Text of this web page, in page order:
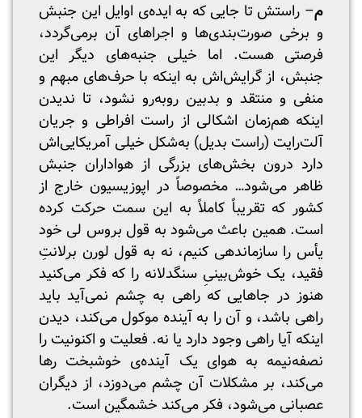
م– راستش تا جایی که به ایده‌ی اوایل این جنبش
و برخی صورت‌بندی‌ها و اجراهای آن برمی‌گردد،
فرصتی هست. اما خیلی جنبه‌های دیگر این
جنبش، از گرایش‌اش به اینکه با حرف‌های مبهم و
منفی و منتقد و بدبین روبه‌رو نشود، تا ندیدن
اینکه هم‌زمان اشکالی از راست افراطی و جریان
آلت‌رایت (راست بدیل) به‌شکل خیلی آمریکایی‌اش
دارد درون بخش‌های بزرگی از هواداران جنبش
ظاهر می‌شود… مخصوصاً در اپوزیسیون خارج از
کشور که تقریباً کاملاً به‌ این سمت حرکت کرده
است. همین باعث می‌شود به‌ قول بروس لی خود
یأس را سازماندهی کنیم، نه به قول لورن برلانتِ
فقید، یک خوش‌بینیِ سنگدلانه را که فکر می‌کنید
هنوز در جاهایی که راهی به‌ چشم نمی‌آید باید
راهی باشد، و آن را به آینده موکول می‌کند، دیدن
اینکه آیا راهی وجود دارد یا نه. فعلیت و اکنونیت را
نصفه‌نیمه به ‌هوای یک آینده‌ی خوشبخت رها
می‌کند، بر مشکلات آن چشم می‌دوزد، از دیگران
عصبانی می‌شود، فکر می‌کند خشمگین است.